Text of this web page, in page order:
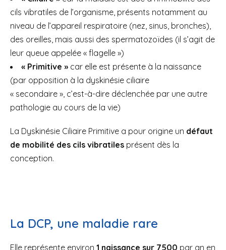
cils vibratiles de l’organisme, présents notamment au
niveau de l’appareil respiratoire (nez, sinus, bronches),
des oreilles, mais aussi des spermatozoïdes (il s’agit de
leur queue appelée « flagelle »)
« Primitive » car elle est présente à la naissance
(par opposition à la dyskinésie ciliaire
« secondaire », c’est-à-dire déclenchée par une autre
pathologie au cours de la vie)
La Dyskinésie Ciliaire Primitive a pour origine un défaut
de mobilité des cils vibratiles présent dès la
conception.
La DCP, une maladie rare
Elle représente environ 1 naissance sur 7500 par an en